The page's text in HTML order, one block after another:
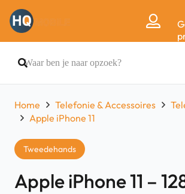
Home Telefonie & Accessoires
Apple iPhone 11
Tweedehands
Apple iPhone 11 –